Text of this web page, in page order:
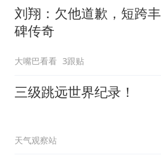
刘翔：欠他道歉，短跨丰
碑传奇
大嘴巴看看 3跟贴
三级跳远世界纪录！
天气观察站